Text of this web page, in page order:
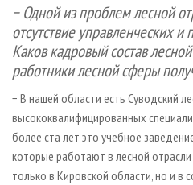
− Одной из проблем лесной
отсутствие управленческих
Каков кадровый состав
работники лесной сферы
− В нашей области есть Суводский
высококвалифицированных
более ста лет это учебное
которые работают в лесной
только в Кировской области, но и в